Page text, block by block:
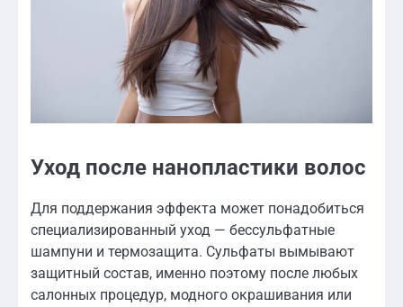
Уход после нанопластики волос
Для поддержания эффекта может понадобиться
специализированный уход — бессульфатные
шампуни и термозащита. Сульфаты вымывают
защитный состав, именно поэтому после любых
салонных процедур, модного окрашивания или